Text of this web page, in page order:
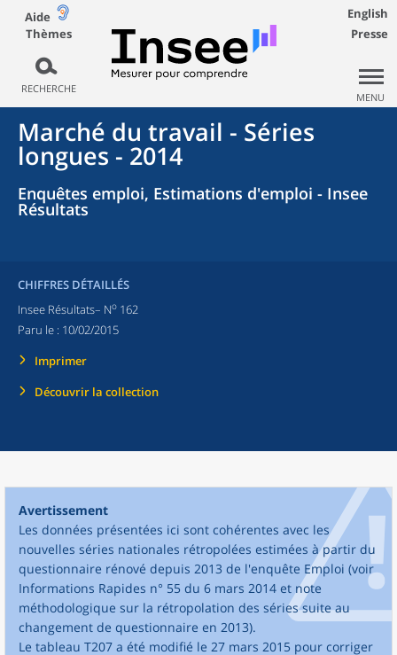
Aide
Thèmes
RECHERCHE
English
Presse
MENU
Marché du travail - Séries
longues - 2014
Enquêtes emploi, Estimations d'emploi - Insee
Résultats
CHIFFRES DÉTAILLÉS
Insee Résultats– No 162
Paru le : 10/02/2015
Imprimer
Découvrir la collection
Avertissement
Les données présentées ici sont cohérentes avec les
nouvelles séries nationales rétropolées estimées à partir du
questionnaire rénové depuis 2013 de l'enquête Emploi (voir
Informations Rapides n° 55 du 6 mars 2014 et note
méthodologique sur la rétropolation des séries suite au
changement de questionnaire en 2013).
Le tableau T207 a été modifié le 27 mars 2015 pour corriger